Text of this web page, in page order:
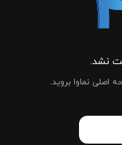
نشد.
اصلی نماوا بروید.